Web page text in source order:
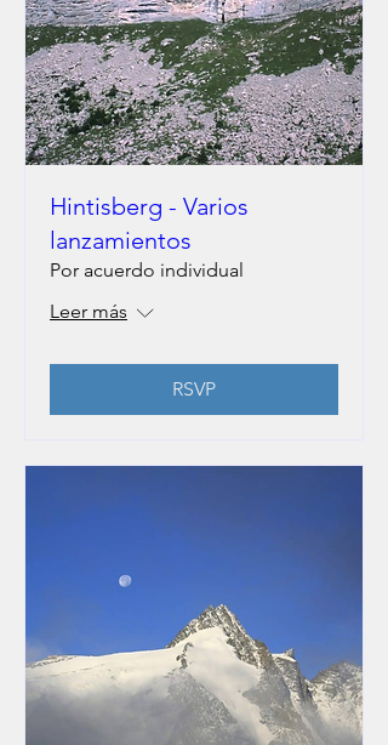
Hintisberg - Varios
lanzamientos
Por acuerdo individual
Leer más
RSVP